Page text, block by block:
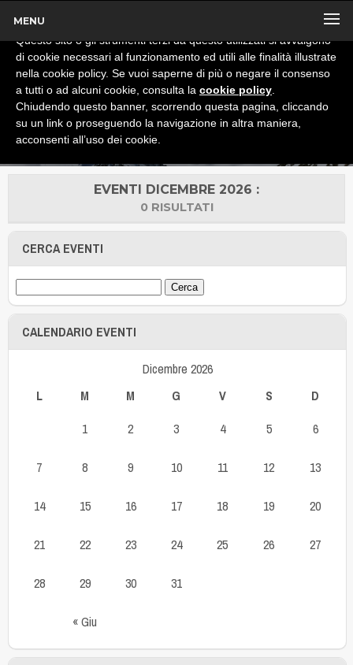
MENU
EVENTI DICEMBRE 2026 :
0 RISULTATI
CERCA EVENTI
CALENDARIO EVENTI
Dicembre 2026
L
M M G V S D
« Giu
1 2 3 4 5 6
7 8 9 10 11 12 13
14 15 16 17 18 19 20
21 22 23 24 25 26 27
28 29 30 31
x
Informativa
Questo sito o gli strumenti terzi da questo utilizzati si avvalgono
di cookie necessari al funzionamento ed utili alle finalità illustrate
nella cookie policy. Se vuoi saperne di più o negare il consenso
a tutti o ad alcuni cookie, consulta la cookie policy
Chiudendo questo banner, scorrendo questa pagina, cliccando
su un link o proseguendo la navigazione in altra maniera,
acconsenti all’uso dei cookie.